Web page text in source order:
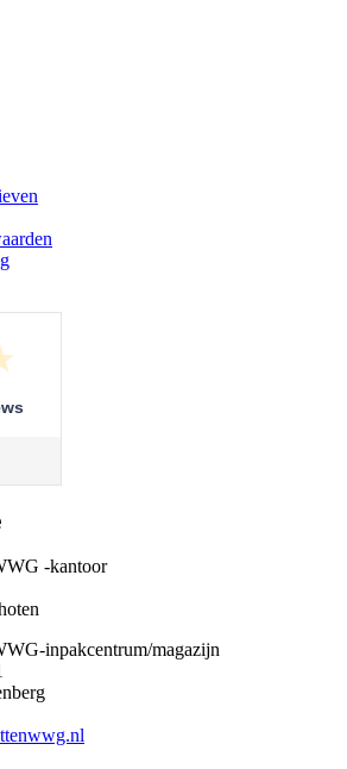
-kantoor
inpakcentrum/magazijn